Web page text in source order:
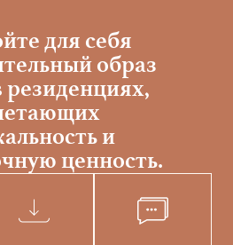
для себя
образ
резиденциях,
и
ценность.